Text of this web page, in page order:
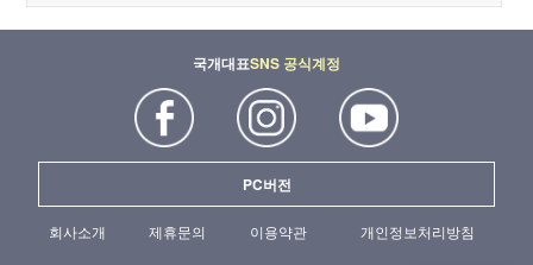
국개대표SNS 공식계정
PC버전
회사소개 제휴문의 이용약관 개인정보처리방침